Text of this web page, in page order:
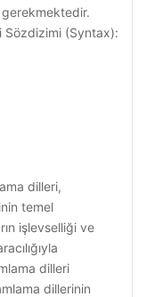
Sözdizimi (Syntax):
dilleri,
temel
işlevselliği ve
dilleri
dillerinin